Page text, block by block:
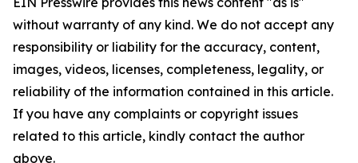
without warranty of any kind. We do not accept any
responsibility or liability for the accuracy, content,
images, videos, licenses, completeness, legality, or
reliability of the information contained in this article.
If you have any complaints or copyright issues
related to this article, kindly contact the author
above.